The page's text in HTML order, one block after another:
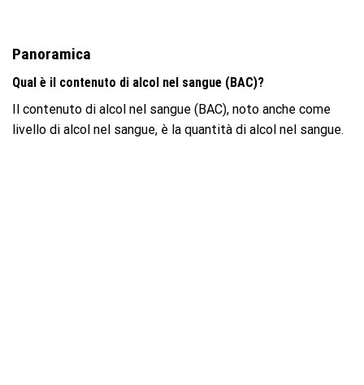
Panoramica
Qual è il contenuto di alcol nel sangue (BAC)?
Il contenuto di alcol nel sangue (BAC), noto anche come
livello di alcol nel sangue, è la quantità di alcol nel sangue.